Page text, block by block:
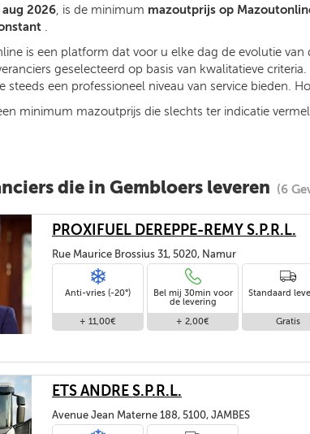
2026, is de minimum mazoutprijs op
.
is een platform dat voor u elke dag de evolutie
geselecteerd op basis van kwalitatieve
steeds een professioneel niveau van service bieden.
minimum mazoutprijs die slechts ter indicatie
die in Gembloers leveren (6
PROXIFUEL DEREPPE-REMY S.P.R.L.
Rue Maurice Brossius 31, 5020, Namur
Anti-vries (-20°)
+ 11,00€
Bel mij 30min voor
de levering
+ 2,00€
Standaard
Gratis
ETS ANDRE S.P.R.L.
Avenue Jean Materne 188, 5100, JAMBES